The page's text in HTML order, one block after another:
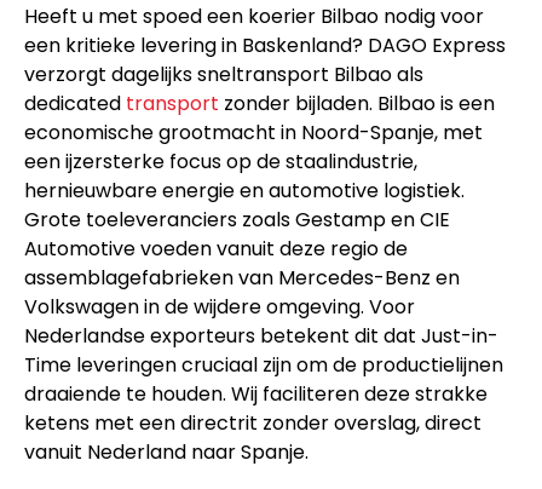
Heeft u met spoed een koerier Bilbao nodig voor
een kritieke levering in Baskenland? DAGO Express
verzorgt dagelijks sneltransport Bilbao als
dedicated transport zonder bijladen. Bilbao is een
economische grootmacht in Noord-Spanje, met
een ijzersterke focus op de staalindustrie,
hernieuwbare energie en automotive logistiek.
Grote toeleveranciers zoals Gestamp en CIE
Automotive voeden vanuit deze regio de
assemblagefabrieken van Mercedes-Benz en
Volkswagen in de wijdere omgeving. Voor
Nederlandse exporteurs betekent dit dat Just-in-
Time leveringen cruciaal zijn om de productielijnen
draaiende te houden. Wij faciliteren deze strakke
ketens met een directrit zonder overslag, direct
vanuit Nederland naar Spanje.